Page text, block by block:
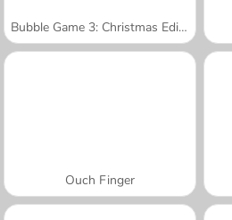
Bubble Game 3: Christmas Edition
Ouch Finger